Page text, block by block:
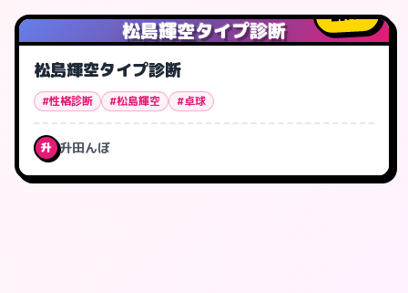
松島輝空タイプ診断
7人
松島輝空タイプ診断
#性格診断 #松島輝空 #卓球
升 升田んぼ